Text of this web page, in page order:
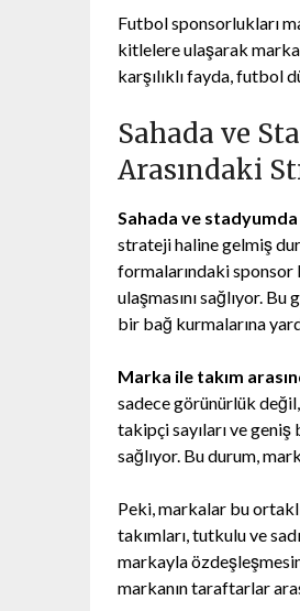
Futbol sponsorlukları
kitlelere ulaşarak marka
karşılıklı fayda, futbol
Sahada ve
Arasındaki
Sahada ve
strateji haline gelmiş
formalarındaki sponsor
ulaşmasını sağlıyor.
bir bağ kurmalarına
Marka ile takım
sadece görünürlük
takipçi sayıları ve
sağlıyor. Bu durum,
Peki, markalar bu
takımları, tutkulu ve
markayla
markanın taraftarlar